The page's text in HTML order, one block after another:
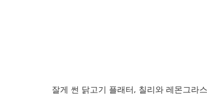
잘게 썬 닭고기 플래터, 칠리와 레몬그라